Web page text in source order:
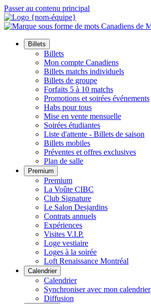
Passer au contenu principal
Billets
Billets
Mon compte Canadiens
Billets matchs individuels
Billets de groupe
Forfaits 5 à 10 matchs
Promotions et soirées événements
Habs pour tous
Mise en vente mensuelle
Soirées étudiantes
Liste d'attente - Billets de saison
Billets mobiles
Préventes et offres exclusives
Plan de salle
Premium
Premium
La Voûte CIBC
Club Signature
Le Salon Desjardins
Contrats annuels
Expériences
Visites V.I.P.
Loge vestiaire
Loges à la soirée
Loft Renaissance Montréal
Calendrier
Calendrier
Synchroniser avec mon calendrier
Diffusion